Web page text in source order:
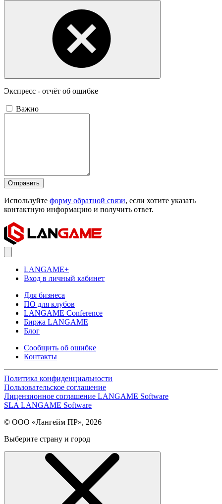
Экспресс - отчёт об ошибке
Важно
Отправить
Используйте форму обратной связи, если хотите указать
контактную информацию и получить ответ.
LANGAME+
Вход в личный кабинет
Для бизнеса
ПО для клубов
LANGAME Conference
Биржа LANGAME
Блог
Сообщить об ошибке
Контакты
Политика конфиденциальности
Пользовательское соглашение
Лицензионное соглашение LANGAME Software
SLA LANGAME Software
© ООО «Лангейм ПР», 2026
Выберите страну и город